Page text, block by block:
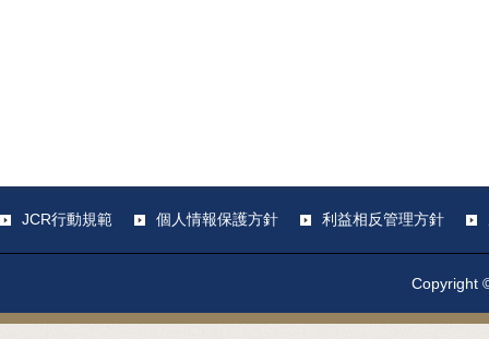
JCR行動規範 個人情報保護方針 利益相反管理方針
Copyright